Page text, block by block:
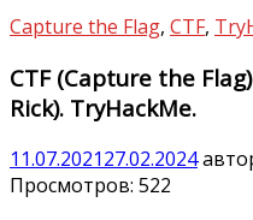
Capture the Flag, CTF,
CTF (Capture the
Rick). TryHackMe.
11.07.202127.02.2024
Просмотров: 522